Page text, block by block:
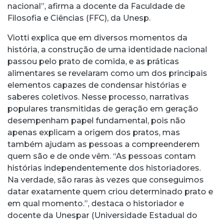
nacional”, afirma a docente da Faculdade de
Filosofia e Ciências (FFC), da Unesp.
Viotti explica que em diversos momentos da
história, a construção de uma identidade nacional
passou pelo prato de comida, e as práticas
alimentares se revelaram como um dos principais
elementos capazes de condensar histórias e
saberes coletivos. Nesse processo, narrativas
populares transmitidas de geração em geração
desempenham papel fundamental, pois não
apenas explicam a origem dos pratos, mas
também ajudam as pessoas a compreenderem
quem são e de onde vêm. “As pessoas contam
histórias independentemente dos historiadores.
Na verdade, são raras às vezes que conseguimos
datar exatamente quem criou determinado prato e
em qual momento.”, destaca o historiador e
docente da Unespar (Universidade Estadual do